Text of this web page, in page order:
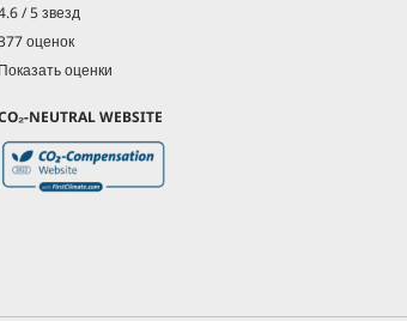
/ 5 звезд
оценок
Показать оценки
NEUTRAL WEBSITE